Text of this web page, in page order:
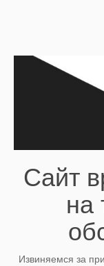
Сайт
на
Извиняемся за